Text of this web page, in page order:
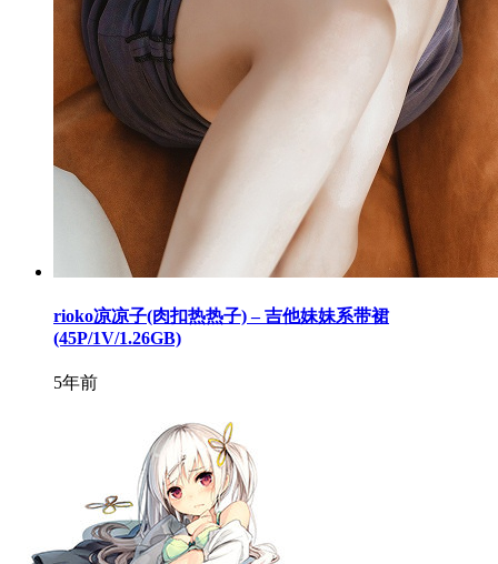
rioko凉凉子(肉扣热热子) – 吉他妹妹系带裙
(45P/1V/1.26GB)
5年前